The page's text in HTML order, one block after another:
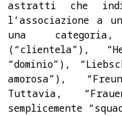
astratti che
l’associazione a
una categoria,
(“clientela”),
“dominio”),
amorosa”),
Tuttavia,
semplicemente